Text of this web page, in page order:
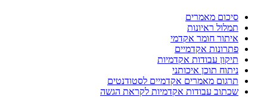
סיכום מאמרים
תמלול ראיונות
איתור חומר אקדמי
פתרונות אקדמיים
תיקון עבודות אקדמיות
ניתוח תוכן איכותני
תרגום מאמרים אקדמיים לסטודנטים
שכתוב עבודות אקדמיות לקראת הגשה